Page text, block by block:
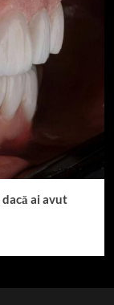
ai avut